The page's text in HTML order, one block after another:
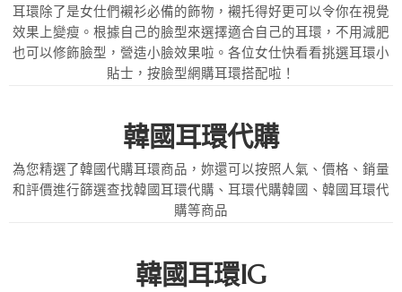
耳環除了是女仕們襯衫必備的飾物，襯托得好更可以令你在視覺
效果上變瘦。根據自己的臉型來選擇適合自己的耳環，不用減肥
也可以修飾臉型，營造小臉效果啦。各位女仕快看看挑選耳環小
貼士，按臉型網購耳環搭配啦！
韓國耳環代購
為您精選了韓國代購耳環商品，妳還可以按照人氣、價格、 銷量
和評價進行篩選查找韓國耳環代購、耳環代購韓國、韓國耳環代
購等商品
韓國耳環IG